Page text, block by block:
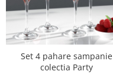
Set 4 pahare sampanie
colectia Party